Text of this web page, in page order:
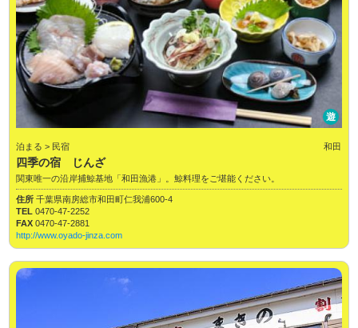
遊
泊まる > 民宿 和田
四季の宿 じんざ
関東唯一の沿岸捕鯨基地「和田漁港」。鯨料理をご堪能ください。
住所千葉県南房総市和田町仁我浦600-4
TEL0470-47-2252
FAX0470-47-2881
http://www.oyado-jinza.com